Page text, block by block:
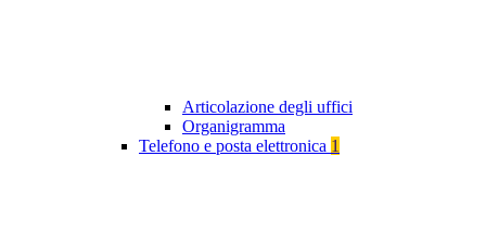
Articolazione degli uffici
Organigramma
Telefono e posta elettronica 1